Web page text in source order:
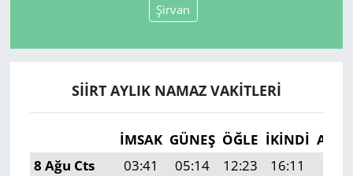
Şirvan
SIIRT AYLIK NAMAZ VAKITLERI
İMSAK GÜNEŞ ÖĞLE İKINDI
8 Ağu Cts
03:41 05:14 12:23 16:11